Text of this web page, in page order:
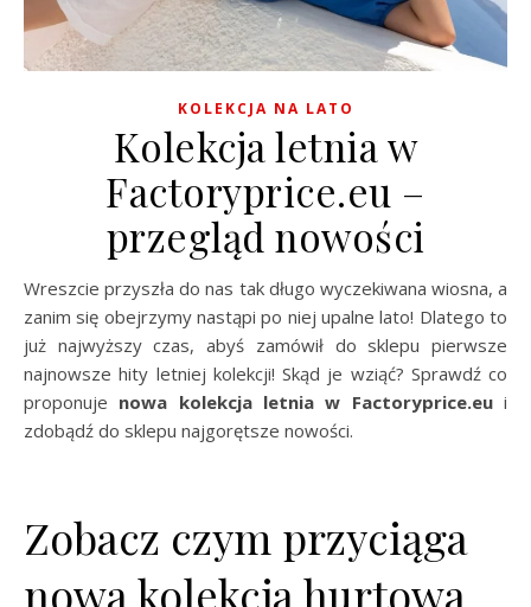
KOLEKCJA NA LATO
Kolekcja letnia w
Factoryprice.eu –
przegląd nowości
Wreszcie przyszła do nas tak długo wyczekiwana wiosna, a
zanim się obejrzymy nastąpi po niej upalne lato! Dlatego to
już najwyższy czas, abyś zamówił do sklepu pierwsze
najnowsze hity letniej kolekcji! Skąd je wziąć? Sprawdź co
proponuje nowa kolekcja letnia w Factoryprice.eui
zdobądź do sklepu najgorętsze nowości.
Zobacz czym przyciąga
nowa kolekcja hurtowa